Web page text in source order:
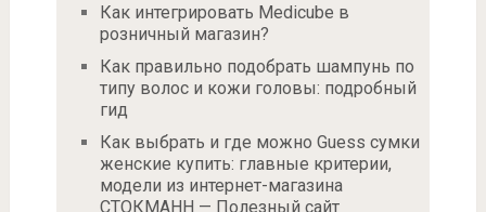
Как интегрировать Medicube в
розничный магазин?
Как правильно подобрать шампунь по
типу волос и кожи головы: подробный
гид
Как выбрать и где можно Guess сумки
женские купить: главные критерии,
модели из интернет-магазина
СТОКМАНН — Полезный сайт